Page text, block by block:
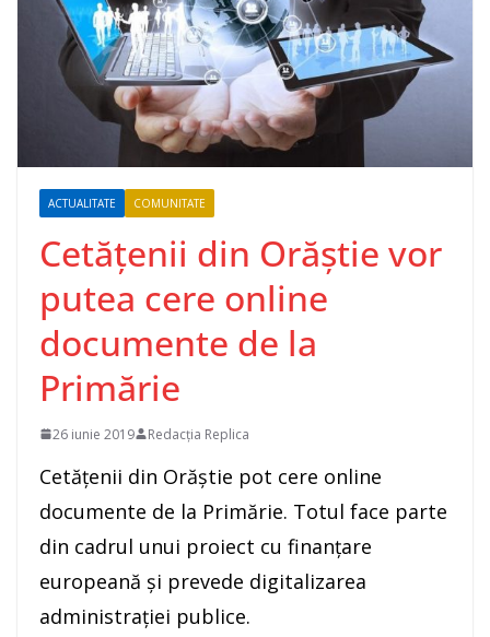
ACTUALITATE COMUNITATE
Cetățenii din Orăștie vor
putea cere online
documente de la
Primărie
26 iunie 2019 Redacția Replica
Cetățenii din Orăștie pot cere online
documente de la Primărie. Totul face parte
din cadrul unui proiect cu finanțare
europeană și prevede digitalizarea
administrației publice.